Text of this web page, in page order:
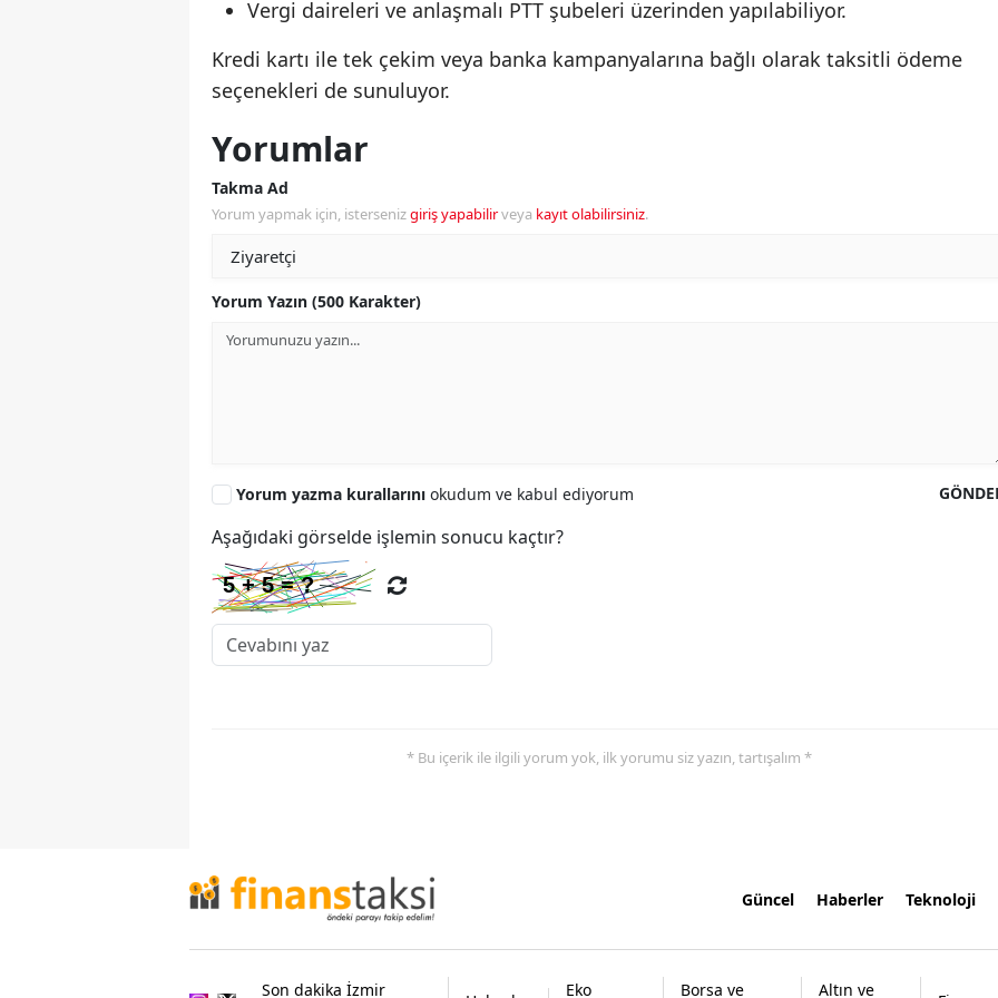
Vergi daireleri ve anlaşmalı PTT şubeleri üzerinden yapılabiliyor.
Kredi kartı ile tek çekim veya banka kampanyalarına bağlı olarak taksitli ödeme
seçenekleri de sunuluyor.
Yorumlar
Takma Ad
Yorum yapmak için, istersenizgiriş yapabilirveya kayıt olabilirsiniz.
Yorum Yazın (500 Karakter)
Yorum yazma kurallarını okudum ve kabul ediyorum
Aşağıdaki görselde işlemin sonucu kaçtır?
* Bu içerik ile ilgili yorum yok, ilk yorumu siz yazın, tartışalım *
Güncel Haberler Teknoloji
Son dakika İzmir Eko Borsa ve Altın ve